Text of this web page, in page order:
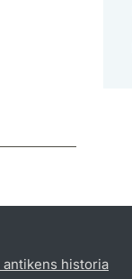
historia